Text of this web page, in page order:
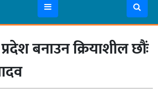
बनाउन क्रियाशील छौंः